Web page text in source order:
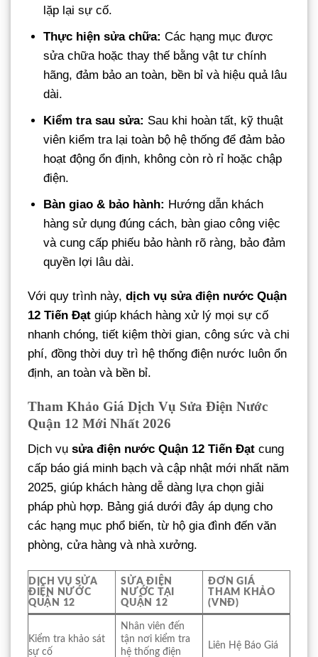
lặp lại sự cố.
Thực hiện sửa chữa: Các hạng mục được
sửa chữa hoặc thay thế bằng vật tư chính
hãng, đảm bảo an toàn, bền bỉ và hiệu quả lâu
dài.
Kiểm tra sau sửa: Sau khi hoàn tất, kỹ thuật
viên kiểm tra lại toàn bộ hệ thống để đảm bảo
hoạt động ổn định, không còn rò rỉ hoặc chập
điện.
Bàn giao & bảo hành: Hướng dẫn khách
hàng sử dụng đúng cách, bàn giao công việc
và cung cấp phiếu bảo hành rõ ràng, bảo đảm
quyền lợi lâu dài.
Với quy trình này, dịch vụ sửa điện nước Quận
12 Tiến Đạt giúp khách hàng xử lý mọi sự cố
nhanh chóng, tiết kiệm thời gian, công sức và chi
phí, đồng thời duy trì hệ thống điện nước luôn ổn
định, an toàn và bền bỉ.
Tham Khảo Giá Dịch Vụ Sửa Điện Nước
Quận 12 Mới Nhất 2026
Dịch vụ sửa điện nước Quận 12 Tiến Đạt cung
cấp báo giá minh bạch và cập nhật mới nhất năm
2025, giúp khách hàng dễ dàng lựa chọn giải
pháp phù hợp. Bảng giá dưới đây áp dụng cho
các hạng mục phổ biến, từ hộ gia đình đến văn
phòng, cửa hàng và nhà xưởng.
DỊCH VỤ SỬA
ĐIỆN NƯỚC
QUẬN 12
SỬA ĐIỆN
NƯỚC TẠI
QUẬN 12
ĐƠN GIÁ
THAM KHẢO
(VNĐ)
Kiểm tra khảo sát
sự cố
Nhân viên đến
tận nơi kiểm tra
hệ thống điện
Liên Hệ Báo Giá